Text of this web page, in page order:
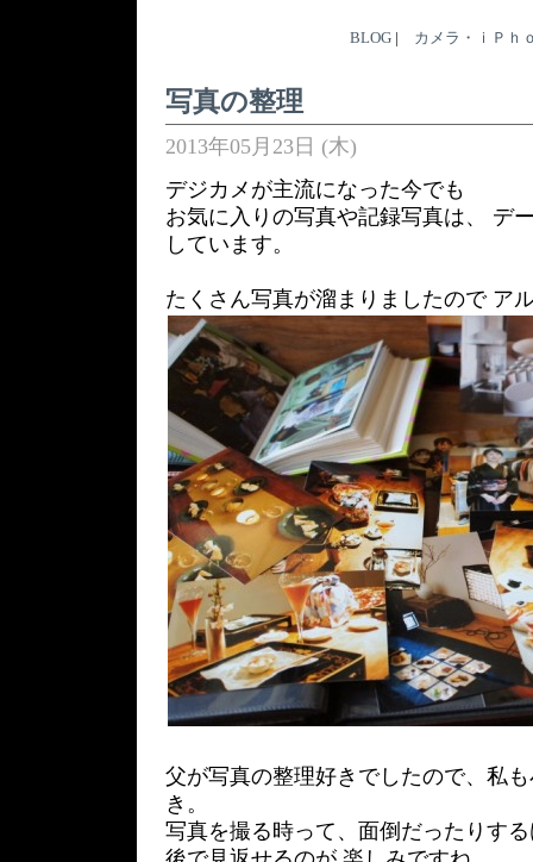
BLOG | カメラ・ｉＰｈ
写真の整理
2013年05月23日 (木)
デジカメが主流になった今でも
お気に入りの写真や記録写真は、 デ
しています。
たくさん写真が溜まりましたので ア
父が写真の整理好きでしたので、私
き。
写真を撮る時って、面倒だったりす